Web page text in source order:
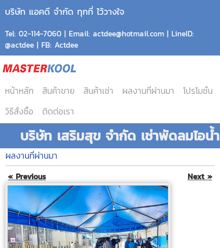
บริษัท แอคดี จำกัด ทุกที่ ไว้วางใจ
Tel: 02-114-7060 | Email: actdee@hotmail.com | LineID:
@actdee | FB: Actdee
หน้าหลัก สินค้าขาย สินค้าเช่า ผลงานที่ผ่านมา
โปรโมชั่น
วิธีสั่งซื้อ
ติดต่อเรา
บริษัท เสริมสุข จำกัด เช่าพัดลมไอน้ำ
ผลงานที่ผ่านมา
« Previous Next »